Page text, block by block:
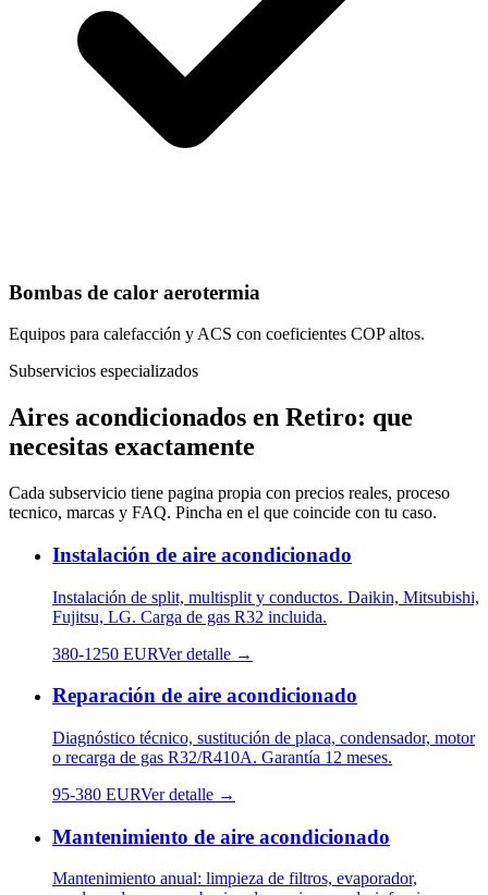
Bombas de calor aerotermia
Equipos para calefacción y ACS con coeficientes COP altos.
Subservicios especializados
Aires acondicionados en Retiro: que
necesitas exactamente
Cada subservicio tiene pagina propia con precios reales, proceso
tecnico, marcas y FAQ. Pincha en el que coincide con tu caso.
Instalación de aire acondicionado
Instalación de split, multisplit y conductos. Daikin, Mitsubishi,
Fujitsu, LG. Carga de gas R32 incluida.
380-1250 EURVer detalle →
Reparación de aire acondicionado
Diagnóstico técnico, sustitución de placa, condensador, motor
o recarga de gas R32/R410A. Garantía 12 meses.
95-380 EURVer detalle →
Mantenimiento de aire acondicionado
Mantenimiento anual: limpieza de filtros, evaporador,